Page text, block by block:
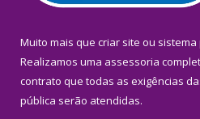
Muito mais que criar site ou
Realizamos uma assessoria
contrato que todas as exigências
pública serão atendidas.